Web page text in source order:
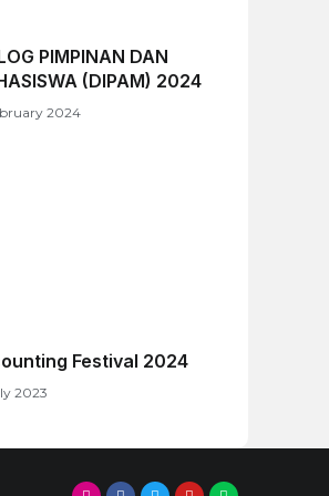
PIMPINAN DAN
(DIPAM) 2024
2024
Festival 2024
2023